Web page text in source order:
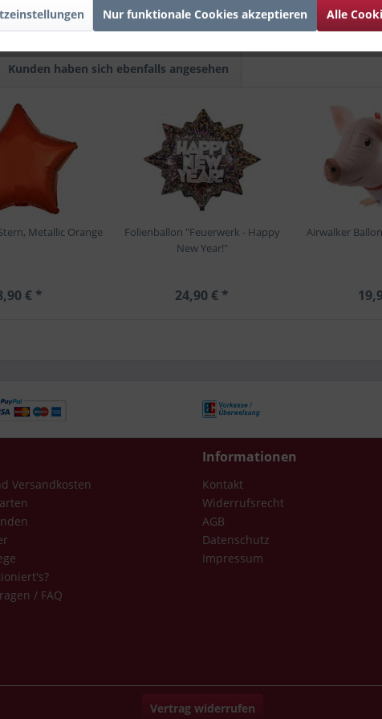
Kunden haben sich ebenfalls angesehen
Metallic Orange
€ *
Folienballon "Feuerwerk - Happy
New Year!"
24,90 € *
Airwalker
Versandkosten
/ FAQ
Informationen
Kontakt
Widerrufsrecht
AGB
Datenschutz
Impressum
Vertrag widerrufen
Nur funktionale Cookies akzeptieren Alle